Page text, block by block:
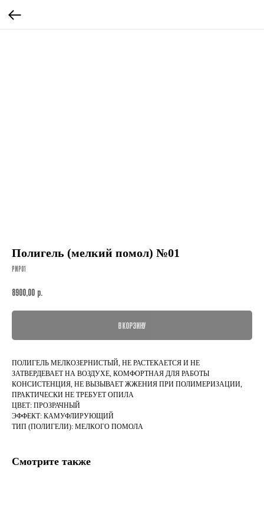
Полигель (мелкий помол) №01
PMP01
8900,00 р.
В КОРЗИНУ
ПОЛИГЕЛЬ МЕЛКОЗЕРНИСТЫЙ, НЕ РАСТЕКАЕТСЯ И НЕ
ЗАТВЕРДЕВАЕТ НА ВОЗДУХЕ, КОМФОРТНАЯ ДЛЯ РАБОТЫ
КОНСИСТЕНЦИЯ, НЕ ВЫЗЫВАЕТ ЖЖЕНИЯ ПРИ ПОЛИМЕРИЗАЦИИ,
ПРАКТИЧЕСКИ НЕ ТРЕБУЕТ ОПИЛА
ЦВЕТ: ПРОЗРАЧНЫЙ
ЭФФЕКТ: КАМУФЛИРУЮЩИЙ
ТИП (ПОЛИГЕЛИ): МЕЛКОГО ПОМОЛА
Смотрите также